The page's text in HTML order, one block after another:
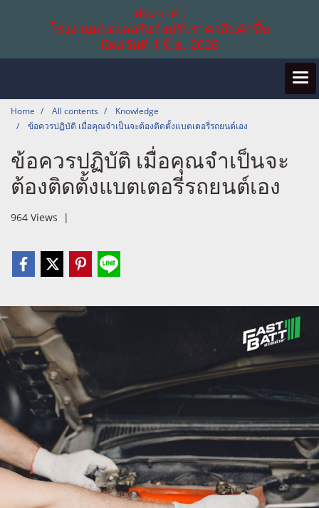
ประกาศ :
โรงงานแบตเตอรี่แจ้งปรับราคาสินค้าขึ้น
มีผลวันที่ 1 มิ.ย. 2026
Home All contents
Knowledge
ข้อควรปฏิบัติ เมื่อคุณจำเป็นจะต้องติดตั้งแบตเตอรี่รถยนต์เอง
ข้อควรปฏิบัติ เมื่อคุณจำเป็นจะ
ต้องติดตั้งแบตเตอรี่รถยนต์เอง
964 Views |